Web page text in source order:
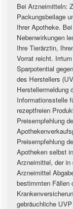
Bei Arzneimitteln:
Packungsbeilage
Ihrer Apotheke.
Nebenwirkungen
Ihre Tierärztin,
Vorrat reicht.
Sparpotential
des Herstellers
Herstellermeldung
Informationsstelle
rezeptfreien
Preisempfehlung
Preisempfehlung
Apotheken selbst
Arzneimittel, der in
Arzneimittel
bestimmten Fällen
gebräuchliche